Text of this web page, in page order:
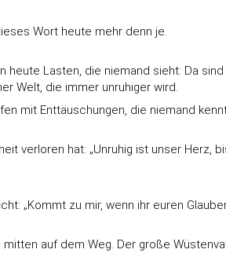
Wort heute mehr denn je.
Lasten, die niemand sieht: Da
Welt, die immer unruhiger wird.
mit Enttäuschungen, die niemand
verloren hat: „Unruhig ist unser Herz,
„Kommt zu mir, wenn ihr euren
auf dem Weg. Der große